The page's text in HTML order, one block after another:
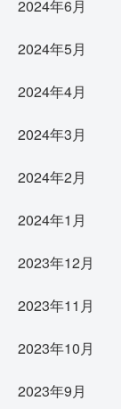
2024年6月
2024年5月
2024年4月
2024年3月
2024年2月
2024年1月
2023年12月
2023年11月
2023年10月
2023年9月